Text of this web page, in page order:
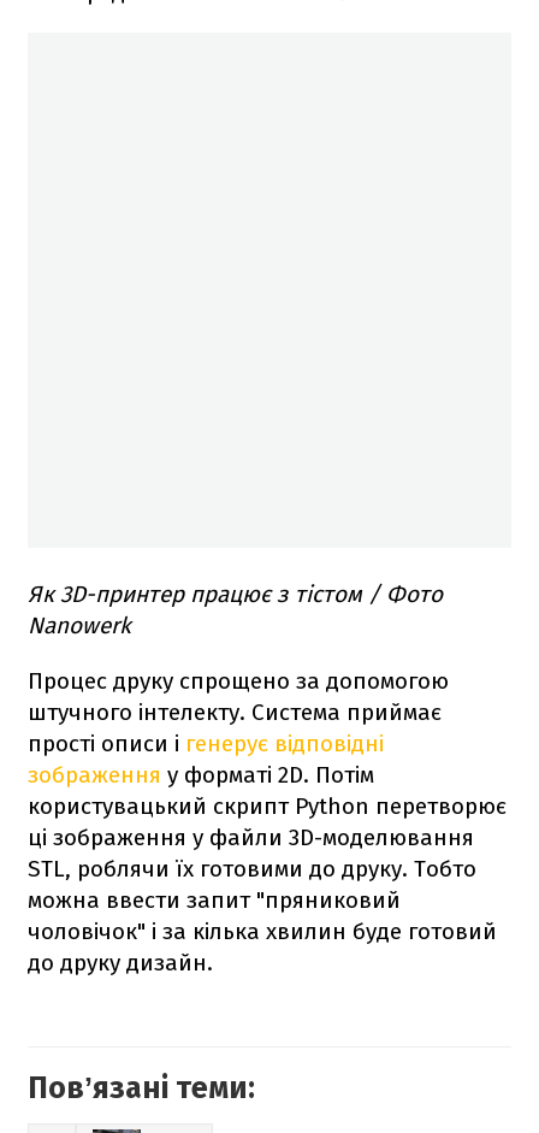
Як 3D-принтер працює з тістом / Фото
Nanowerk
Процес друку спрощено за допомогою
штучного інтелекту. Система приймає
прості описи і генерує відповідні
зображення у форматі 2D. Потім
користувацький скрипт Python перетворює
ці зображення у файли 3D-моделювання
STL, роблячи їх готовими до друку. Тобто
можна ввести запит "пряниковий
чоловічок" і за кілька хвилин буде готовий
до друку дизайн.
Повʼязані теми: